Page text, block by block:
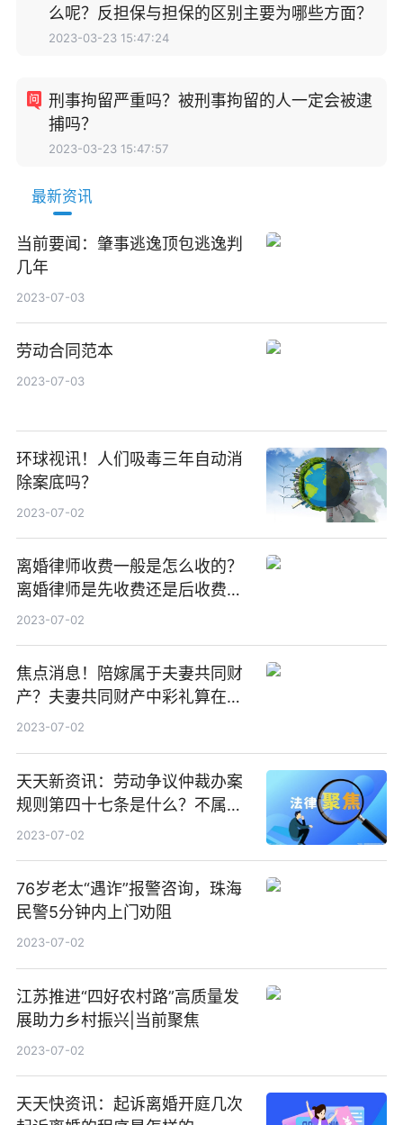
么呢？反担保与担保的区别主要为哪些方面？
2023-03-23 15:47:24
刑事拘留严重吗？被刑事拘留的人一定会被逮
捕吗？
2023-03-23 15:47:57
最新资讯
当前要闻：肇事逃逸顶包逃逸判
几年
2023-07-03
劳动合同范本
2023-07-03
环球视讯！人们吸毒三年自动消
除案底吗？
2023-07-02
离婚律师收费一般是怎么收的？
离婚律师是先收费还是后收费？
环球热门
2023-07-02
焦点消息！陪嫁属于夫妻共同财
产？夫妻共同财产中彩礼算在其
中吗？
2023-07-02
天天新资讯：劳动争议仲裁办案
规则第四十七条是什么？不属于
一裁终局的劳动争议有哪些？
2023-07-02
76岁老太“遇诈”报警咨询，珠海
民警5分钟内上门劝阻
2023-07-02
江苏推进“四好农村路”高质量发
展助力乡村振兴|当前聚焦
2023-07-02
天天快资讯：起诉离婚开庭几次